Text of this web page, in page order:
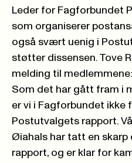
Leder for Fagforbundet
som organiserer
også svært uenig i
støtter dissensen. Tove
melding til medlemmene:
Som det har gått fram i
er vi i Fagforbundet ikke
Postutvalgets rapport.
Øiahals har tatt en skarp
rapport, og er klar for